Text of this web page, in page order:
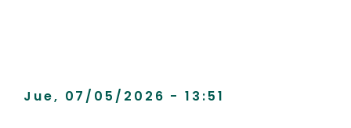
Jue, 07/05/2026 - 13:51